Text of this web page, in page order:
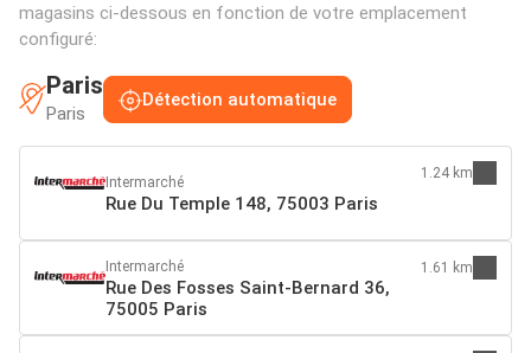
magasins ci-dessous en fonction de votre emplacement
configuré:
Paris
Paris
Détection automatique
Intermarché
Rue Du Temple 148, 75003 Paris
1.24 km
Intermarché
Rue Des Fosses Saint-Bernard 36,
75005 Paris
1.61 km